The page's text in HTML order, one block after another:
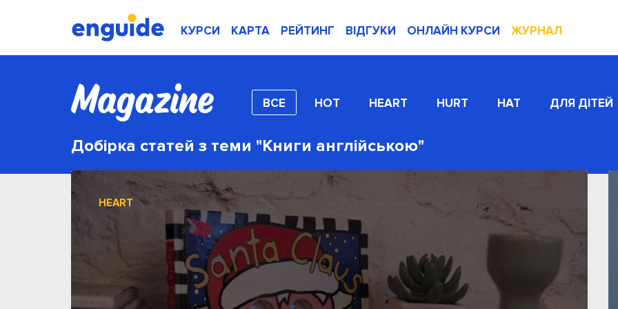
КУРСИ КАРТА РЕЙТИНГ ВІДГУКИ ОНЛАЙН КУРСИ ЖУРНАЛ
ВСЕ HOT HEART HURT HAT ДЛЯ ДІТЕЙ
Добірка статей з теми "Книги англійською"
HEART